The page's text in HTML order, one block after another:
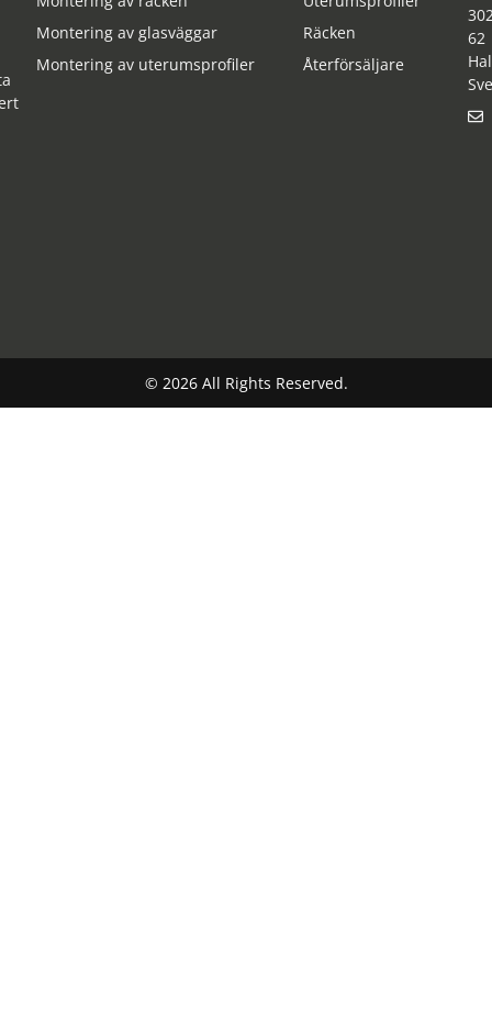
Räcken
Återförsäljare
Montering av glasväggar
Montering av uterumsprofiler
62
© 2026 All Rights Reserved.